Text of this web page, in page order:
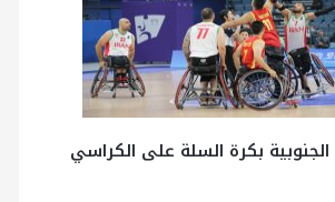
الجنوبية بكرة السلة على الكراسي